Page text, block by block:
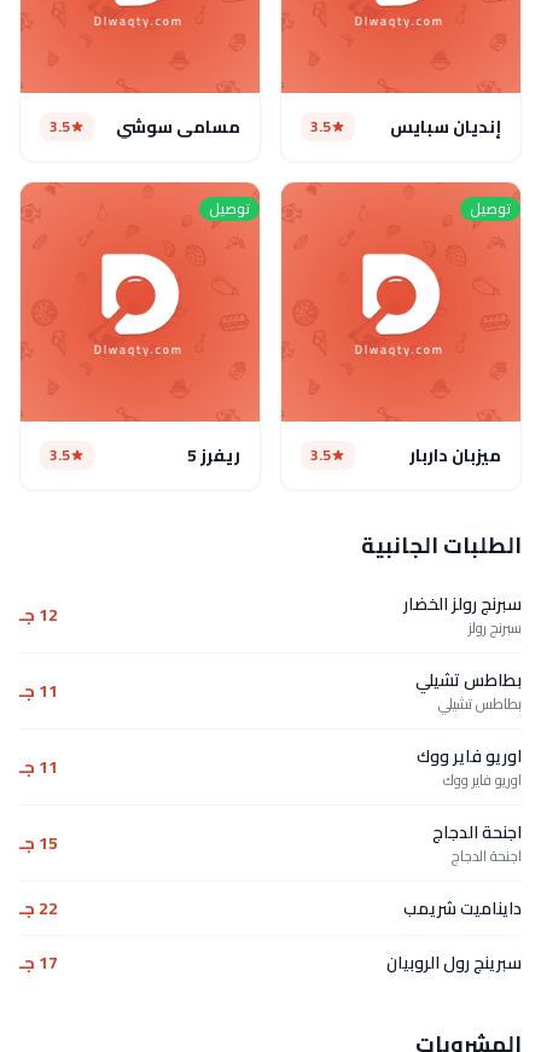
إنديان سبايس 3.5 مسامي سوشي 3.5
توصيل
ميزبان داربار 3.5
توصيل
ريفرز 5 3.5
الطلبات الجانبية
سبرنج رولز الخضار
سبرنج رولز 12 جـ
بطاطس تشيلي
بطاطس تشيلي 11 جـ
اوريو فاير ووك
اوريو فاير ووك 11 جـ
اجنحة الدجاج
اجنحة الدجاج 15 جـ
دايناميت شريمب
22 جـ
سبرينج رول الروبيان
17 جـ